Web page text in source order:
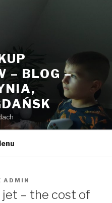
– BLOG –
ADMIN
– the cost of